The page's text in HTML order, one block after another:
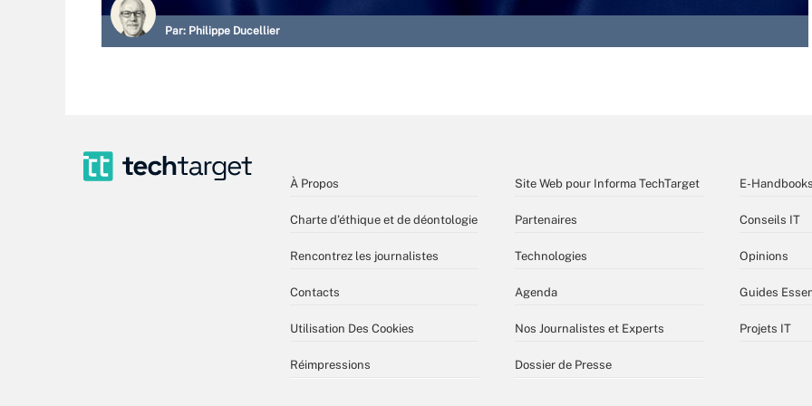
Par: Philippe Ducellier
À Propos
Charte d’éthique et de déontologie
Rencontrez les journalistes
Contacts
Utilisation Des Cookies
Réimpressions
Site Web pour Informa TechTarget
Partenaires
Technologies
Agenda
Nos Journalistes et Experts
Dossier de Presse
E-Handbooks
Conseils IT
Opinions
Guides
Projets IT